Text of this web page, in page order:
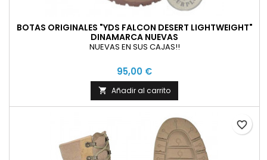
BOTAS ORIGINALES "YDS FALCON DESERT LIGHTWEIGHT"
DINAMARCA NUEVAS
NUEVAS EN SUS CAJAS!!
95,00 €
 Añadir al carrito
favorite_border